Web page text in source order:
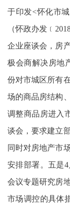
于印发<怀化市
（怀政办发
企业座谈会，房
极会商解决房地
份对市城区所有
场的商品房结构
调整商品房进入
谈会，要求建立
同时对房地产市
安排部署。五是
会议专题研究房
市场调控的具体